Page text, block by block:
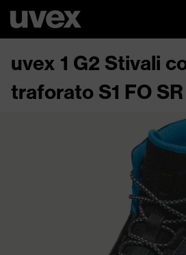
uvex 1 G2 Stivali
traforato S1 FO SR